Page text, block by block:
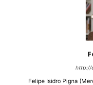
http://
Felipe Isidro Pigna